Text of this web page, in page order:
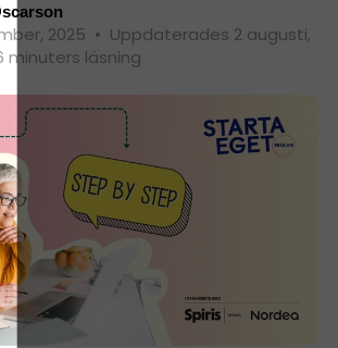
2025 • Uppdaterades 2 augusti,
minuters läsning